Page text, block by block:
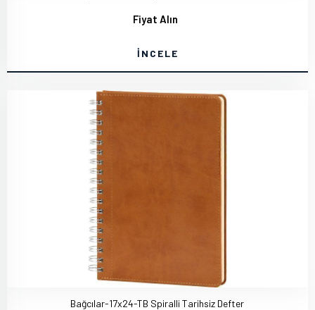
Fiyat Alın
İNCELE
Bağcılar-17x24-TB Spiralli Tarihsiz Defter